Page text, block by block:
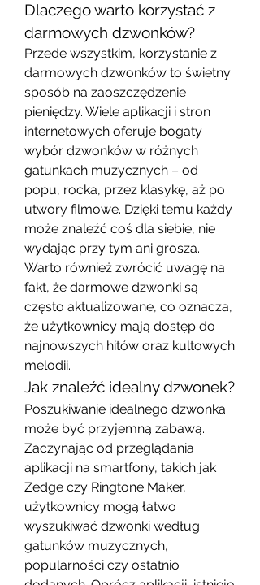
Dlaczego warto korzystać z
darmowych dzwonków?
Przede wszystkim, korzystanie z
darmowych dzwonków to świetny
sposób na zaoszczędzenie
pieniędzy. Wiele aplikacji i stron
internetowych oferuje bogaty
wybór dzwonków w różnych
gatunkach muzycznych – od
popu, rocka, przez klasykę, aż po
utwory filmowe. Dzięki temu każdy
może znaleźć coś dla siebie, nie
wydając przy tym ani grosza.
Warto również zwrócić uwagę na
fakt, że darmowe dzwonki są
często aktualizowane, co oznacza,
że użytkownicy mają dostęp do
najnowszych hitów oraz kultowych
melodii.
Jak znaleźć idealny dzwonek?
Poszukiwanie idealnego dzwonka
może być przyjemną zabawą.
Zaczynając od przeglądania
aplikacji na smartfony, takich jak
Zedge czy Ringtone Maker,
użytkownicy mogą łatwo
wyszukiwać dzwonki według
gatunków muzycznych,
popularności czy ostatnio